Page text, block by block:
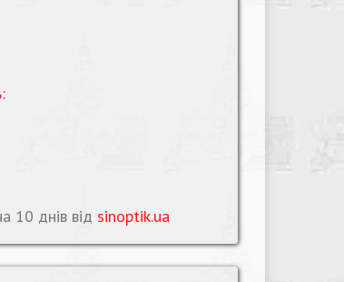
10 днів від sinoptik.ua